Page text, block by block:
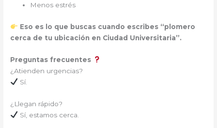
Menos estrés
Eso es lo que buscas cuando escribes “plomero
cerca de tu ubicación en Ciudad Universitaria”.
Preguntas frecuentes
¿Atienden urgencias?
Sí.
¿Llegan rápido?
Sí, estamos cerca.